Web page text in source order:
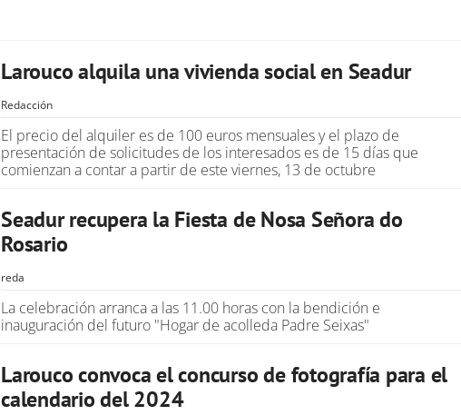
Larouco alquila una vivienda social en Seadur
Redacción
El precio del alquiler es de 100 euros mensuales y el plazo de
presentación de solicitudes de los interesados es de 15 días que
comienzan a contar a partir de este viernes, 13 de octubre
Seadur recupera la Fiesta de Nosa Señora do
Rosario
reda
La celebración arranca a las 11.00 horas con la bendición e
inauguración del futuro "Hogar de acolleda Padre Seixas"
Larouco convoca el concurso de fotografía para el
calendario del 2024